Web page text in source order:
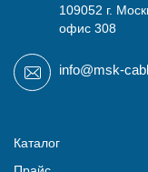
109052 г.
офис 308
info@msk-
Каталог